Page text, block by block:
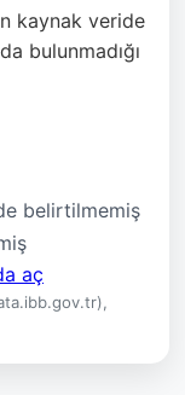
kaynak veride
bulunmadığı
belirtilmemiş
aç